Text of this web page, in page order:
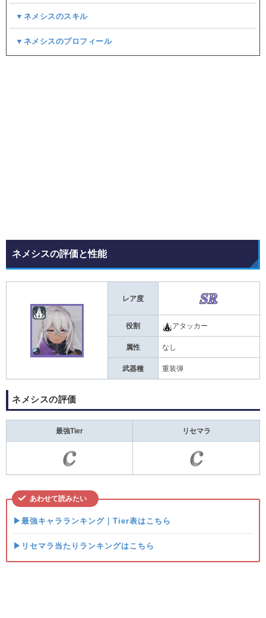
▼ネメシスのスキル
▼ネメシスのプロフィール
ネメシスの評価と性能
レア度
役割 アタッカー
属性 なし
武器種 重装弾
ネメシスの評価
最強Tier リセマラ
あわせて読みたい
▶最強キャラランキング｜Tier表はこちら
▶リセマラ当たりランキングはこちら